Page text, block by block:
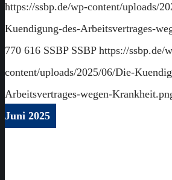
https://ssbp.de/wp-content/uploads/
Kuendigung-des-Arbeitsvertrages-
770 616 SSBP SSBP https://ssbp.de/
content/uploads/2025/06/Die-
Arbeitsvertrages-wegen-
Juni 2025